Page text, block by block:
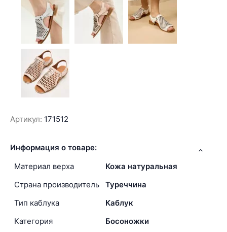
Артикул: 171512
Информация о товаре:
Материал верха
Кожа натуральная
Страна производитель
Туреччина
Тип каблука
Каблук
Категория
Босоножки